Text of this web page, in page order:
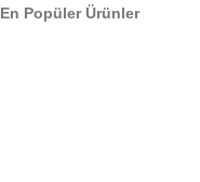
En Popüler Ürünler